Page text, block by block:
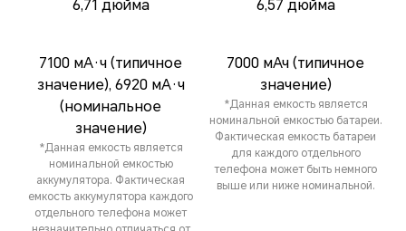
6,71 дюйма
7100 мА·ч (типичное
значение), 6920 мА·ч
(номинальное
значение)
*Данная емкость является
номинальной емкостью
аккумулятора. Фактическая
емкость аккумулятора каждого
отдельного телефона может
6,57 дюйма
7000 мАч (типичное
значение)
*Данная емкость является
номинальной емкостью батареи.
Фактическая емкость батареи
для каждого отдельного
телефона может быть немного
выше или ниже номинальной.